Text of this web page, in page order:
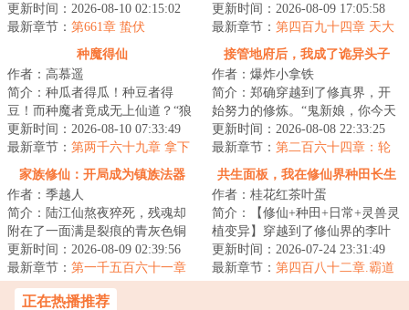
帝。还没等他反应过来，就有皇
子谋反成功，弑...
更新时间：2026-08-10 02:15:02
最新章节： 第661章 蛰伏
刚穿越过来的江满感觉莫名的熟
悉。...
更新时间：2026-08-09 17:05:58
最新章节： 第四百九十四章 天大
的好消息，我们都要死了
种魔得仙
作者：高慕遥
简介：种瓜者得瓜！种豆者得
豆！而种魔者竟成无上仙道？“狼
虎道君”赢商，靠着一块偶得的神
秘的仙门社稷...
更新时间：2026-08-10 07:33:49
最新章节： 第两千六十九章 拿下
接管地府后，我成了诡异头子
作者：爆炸小拿铁
简介：郑确穿越到了修真界，开
始努力的修炼。“鬼新娘，你今天
怎么什么都没做？”“灵石矿脉挖了
吗？”“...
更新时间：2026-08-08 22:33:25
最新章节： 第二百六十四章：轮
回命途。（第二更！）
家族修仙：开局成为镇族法器
作者：季越人
简介：陆江仙熬夜猝死，残魂却
附在了一面满是裂痕的青灰色铜
镜上，飘落到了浩瀚无垠的修仙
世界。凶险难测...
更新时间：2026-08-09 02:39:56
最新章节： 第一千五百六十一章
神熙
共生面板，我在修仙界种田长生
作者：桂花红茶叶蛋
简介：【修仙+种田+日常+灵兽灵
植变异】穿越到了修仙界的李叶
获得了五色的绑定面板，能够将
灵兽和灵植进...
更新时间：2026-07-24 23:31:49
最新章节： 第四百八十二章.霸道
正在热播推荐